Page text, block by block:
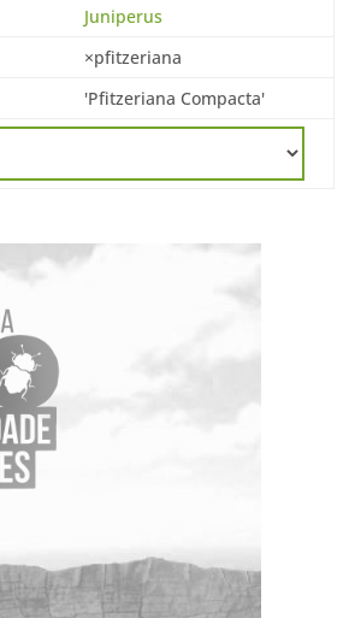
Juniperus
×pfitzeriana
'Pfitzeriana Compacta'